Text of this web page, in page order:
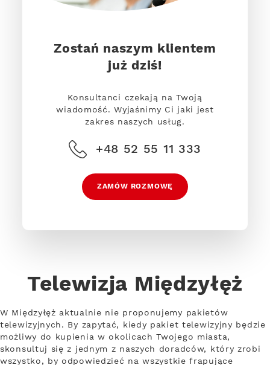
Zostań naszym klientem
już dziś!
Konsultanci czekają na Twoją
wiadomość. Wyjaśnimy Ci jaki jest
zakres naszych usług.
+48 52 55 11 333
ZAMÓW ROZMOWĘ
Telewizja Międzyłęż
W Międzyłęż aktualnie nie proponujemy pakietów
telewizyjnych. By zapytać, kiedy pakiet telewizyjny będzie
możliwy do kupienia w okolicach Twojego miasta,
skonsultuj się z jednym z naszych doradców, który zrobi
wszystko, by odpowiedzieć na wszystkie frapujące